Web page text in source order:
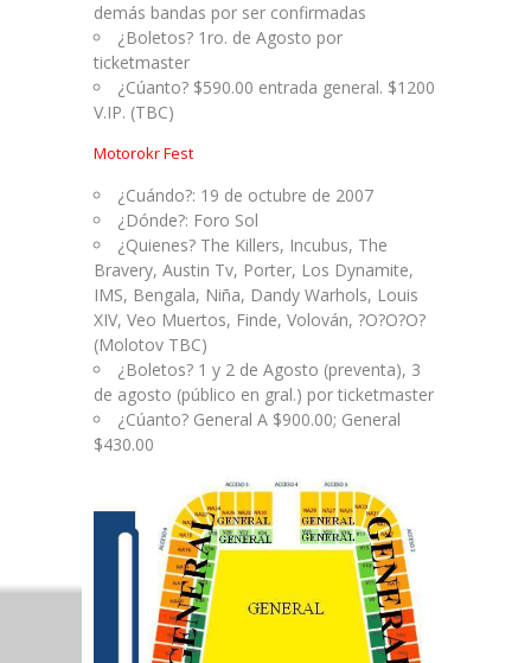
demás bandas por ser confirmadas
¿Boletos? 1ro. de Agosto por
ticketmaster
¿Cúanto? $590.00 entrada general. $1200
V.IP. (TBC)
Motorokr Fest
¿Cuándo?: 19 de octubre de 2007
¿Dónde?: Foro Sol
¿Quienes? The Killers, Incubus, The
Bravery, Austin Tv, Porter, Los Dynamite,
IMS, Bengala, Niña, Dandy Warhols, Louis
XIV, Veo Muertos, Finde, Volován, ?O?O?O?
(Molotov TBC)
¿Boletos? 1 y 2 de Agosto (preventa), 3
de agosto (público en gral.) por ticketmaster
¿Cúanto? General A $900.00; General
$430.00